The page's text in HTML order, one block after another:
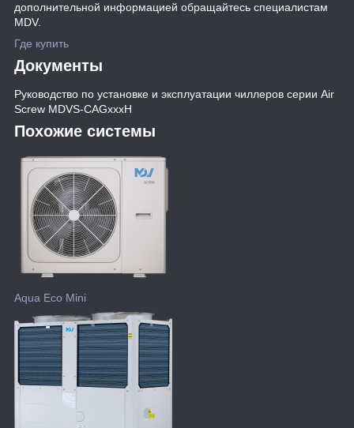
дополнительной информацией обращайтесь специалистам
MDV.
Где купить
Документы
Руководство по установке и эксплуатации чиллеров серии Air
Screw MDVS-CAGxxxH
Похожие системы
Aqua Eco Mini